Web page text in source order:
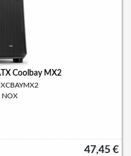
Coolbay MX2
NOX
47,45 €